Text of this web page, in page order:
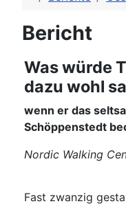
Bericht
Was würde
dazu wohl
wenn er das
Schöppenstedt
Nordic Walking
Fast zwanzig